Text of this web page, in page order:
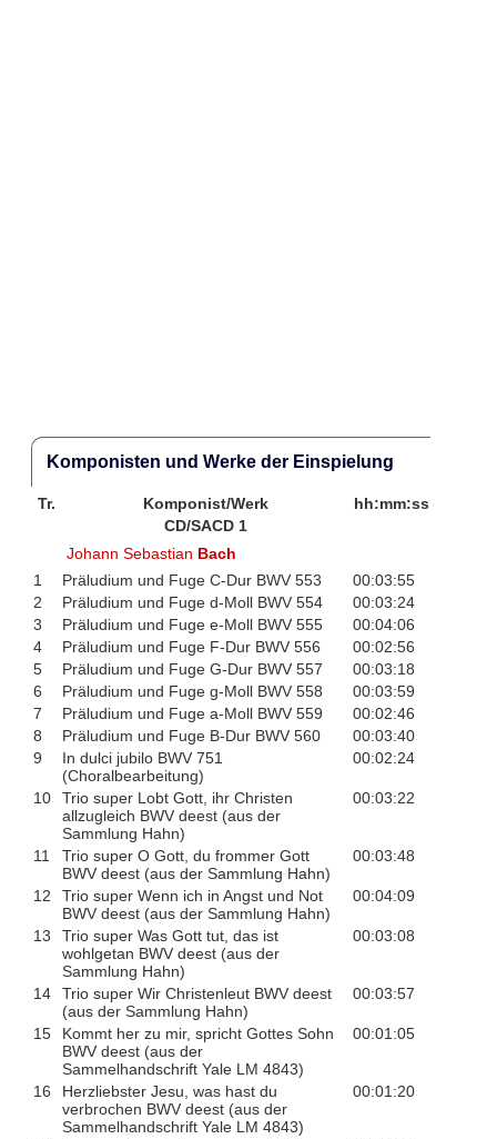
Komponisten und Werke der Einspielung
Tr. Komponist/Werk
hh:mm:ss
CD/SACD 1
Johann Sebastian Bach
1
Präludium und Fuge C-Dur BWV 553
00:03:55
2
Präludium und Fuge d-Moll BWV 554
00:03:24
3
Präludium und Fuge e-Moll BWV 555
00:04:06
4
Präludium und Fuge F-Dur BWV 556
00:02:56
5
Präludium und Fuge G-Dur BWV 557
00:03:18
6
Präludium und Fuge g-Moll BWV 558
00:03:59
7
Präludium und Fuge a-Moll BWV 559
00:02:46
8
Präludium und Fuge B-Dur BWV 560
00:03:40
9
In dulci jubilo BWV 751
(Choralbearbeitung)
00:02:24
10
Trio super Lobt Gott, ihr Christen
allzugleich BWV deest (aus der
Sammlung Hahn)
00:03:22
11
Trio super O Gott, du frommer Gott
BWV deest (aus der Sammlung Hahn)
00:03:48
12
Trio super Wenn ich in Angst und Not
BWV deest (aus der Sammlung Hahn)
00:04:09
13
Trio super Was Gott tut, das ist
wohlgetan BWV deest (aus der
Sammlung Hahn)
00:03:08
14
Trio super Wir Christenleut BWV deest
(aus der Sammlung Hahn)
00:03:57
15
Kommt her zu mir, spricht Gottes Sohn
BWV deest (aus der
Sammelhandschrift Yale LM 4843)
00:01:05
16
Herzliebster Jesu, was hast du
verbrochen BWV deest (aus der
Sammelhandschrift Yale LM 4843)
00:01:20